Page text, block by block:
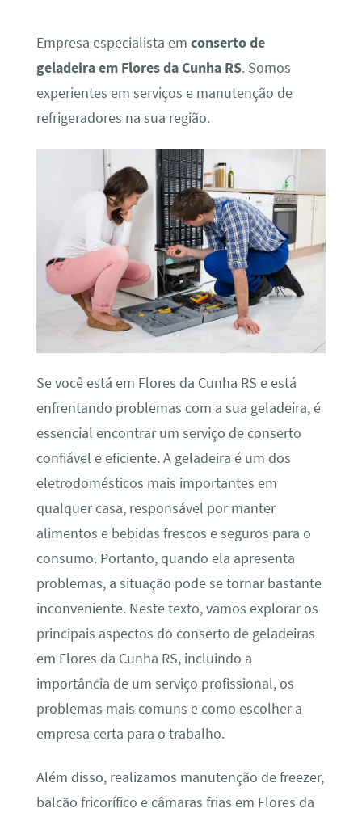
Empresa especialista em conserto de
geladeira em Flores da Cunha RS. Somos
experientes em serviços e manutenção de
refrigeradores na sua região.
Se você está em Flores da Cunha RS e está
enfrentando problemas com a sua geladeira, é
essencial encontrar um serviço de conserto
confiável e eficiente. A geladeira é um dos
eletrodomésticos mais importantes em
qualquer casa, responsável por manter
alimentos e bebidas frescos e seguros para o
consumo. Portanto, quando ela apresenta
problemas, a situação pode se tornar bastante
inconveniente. Neste texto, vamos explorar os
principais aspectos do conserto de geladeiras
em Flores da Cunha RS, incluindo a
importância de um serviço profissional, os
problemas mais comuns e como escolher a
empresa certa para o trabalho.
Além disso, realizamos manutenção de freezer,
balcão fricorífico e câmaras frias em Flores da